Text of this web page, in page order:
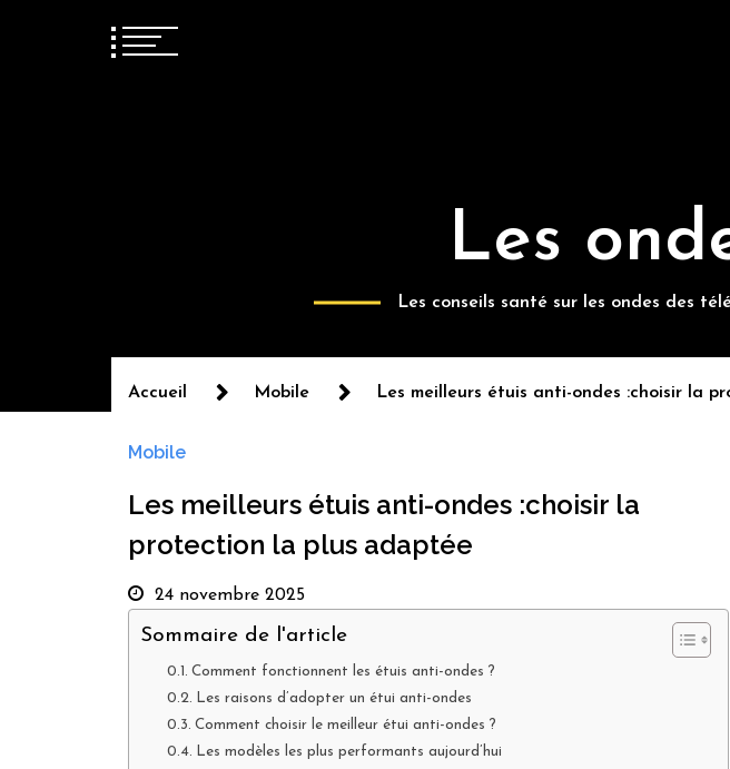
Les
Les conseils santé sur les ondes des
Accueil Mobile Les meilleurs étuis anti-ondes :choisir la
Mobile
Les meilleurs étuis anti-ondes :choisir la
protection la plus adaptée
24 novembre 2025
Sommaire de l'article
Comment fonctionnent les étuis anti-ondes ?
Les raisons d’adopter un étui anti-ondes
Comment choisir le meilleur étui anti-ondes ?
Les modèles les plus performants aujourd’hui